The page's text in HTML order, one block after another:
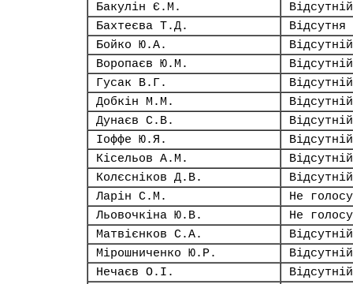
Бакулін Є.М.
Відсутній
Бахтеєва Т.Д.
Відсутня
Бойко Ю.А.
Відсутній
Воропаєв Ю.М.
Відсутній
Гусак В.Г.
Відсутній
Добкін М.М.
Відсутній
Дунаєв С.В.
Відсутній
Іоффе Ю.Я.
Відсутній
Кісельов А.М.
Відсутній
Колєсніков Д.В.
Відсутній
Ларін С.М.
Не
Льовочкіна Ю.В.
Не
Матвієнков С.А.
Відсутній
Мірошниченко Ю.Р.
Відсутній
Нечаєв О.І.
Відсутній